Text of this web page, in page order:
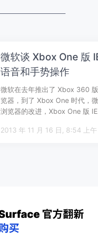
微软谈 Xbox One 版
语音和手势操作
微软在去年推出了 Xbox 360
览器，到了 Xbox One 时代，
浏览器的改进，Xbox One 版
2013 年 11 月 16 日, 8:54 上午